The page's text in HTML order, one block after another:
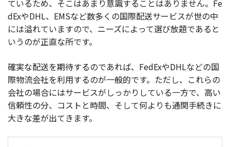
ているため、そこはあまり意識することはありません。Fe
dExやDHL、EMSなど数多くの国際配送サービスが世の中
には溢れていますので、ニーズによって選び放題であると
いうのが正直な所です。
確実な配送を期待するのであれば、FedExやDHLなどの国
際物流会社を利用するのが一般的です。ただし、これらの
会社の場合にはサービスがしっかりしている一方で、高い
信頼性の分、コストと時間、そして何よりも通関手続きに
大きな差が出てきます。